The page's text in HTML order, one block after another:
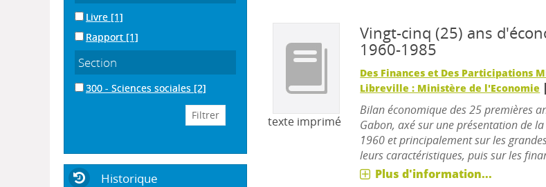
Livre [1]
Rapport [1]
Section
300 - Sciences sociales [2]
Historique
texte imprimé
Vingt-cinq (25) ans
1960-1985
Des Finances et Des Participations
Libreville : Ministère de l'Economie |
Bilan économique des 25 premières
Gabon, axé sur une présentation de
1960 et principalement sur les
leurs caractéristiques, puis sur les
Plus d'information...